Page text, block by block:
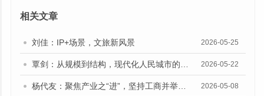
相关文章
刘佳：IP+场景，文旅新风景 2026-05-25
2026-05-22
2026-05-08